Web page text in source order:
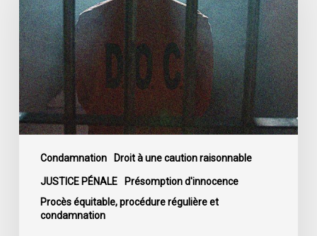
Condamnation Droit à une caution raisonnable
JUSTICE PÉNALE
Présomption d'innocence
Procès équitable, procédure régulière et
condamnation
députés
d’adopter
les
amendements
du
Sénat
au